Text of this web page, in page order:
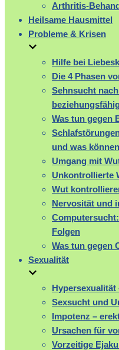
Arthritis-
Heilsame Hausmittel
Probleme & Krisen
Hilfe bei
Die 4 Phasen
Sehnsucht
Was tun gegen
und was
Umgang mit
Unkontrollierte
Wut
Nervosität und
Folgen
Was tun gegen
Sexualität
Hypersexualität
Sexsucht und
Impotenz –
Ursachen für
Vorzeitige